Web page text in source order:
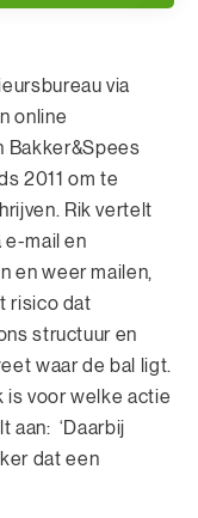
via
online
Bakker&Spees
2011 om te
Rik vertelt
e-mail en
en weer mailen,
risico dat
structuur en
waar de bal ligt.
is voor welke actie
aan: ‘Daarbij
dat een